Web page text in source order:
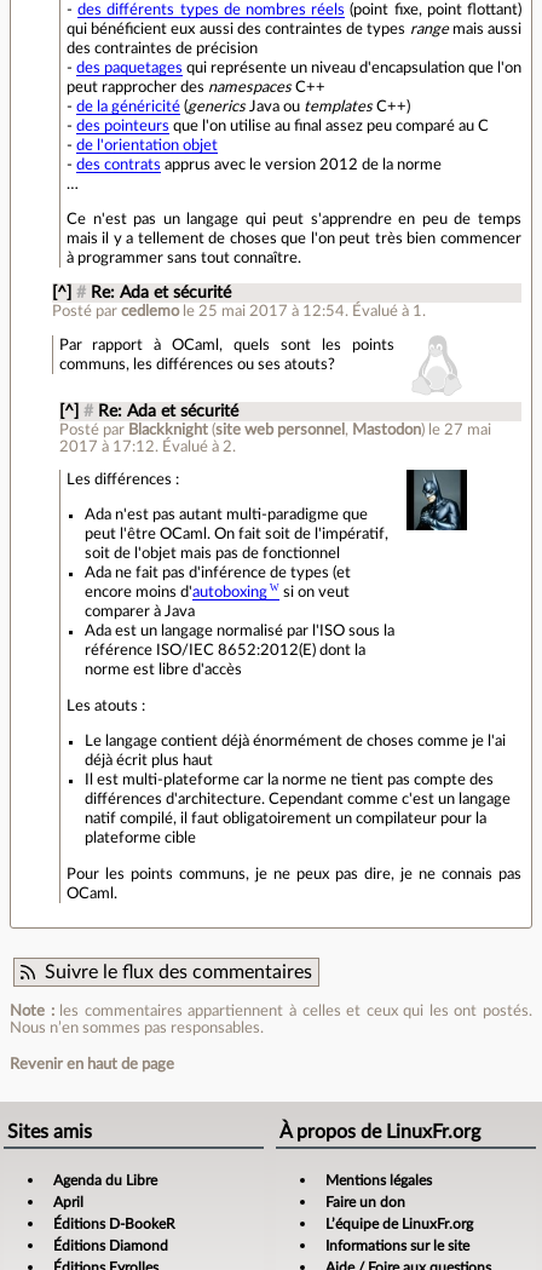
-des différents types de nombres réels (point fixe, point flottant)
qui bénéficient eux aussi des contraintes de types rangemais aussi
des contraintes de précision
- des paquetages qui représente un niveau d'encapsulation que l'on
peut rapprocher des namespacesC++
- de la généricité(genericsJava ou templatesC++)
- des pointeurs que l'on utilise au final assez peu comparé au C
- de l'orientation objet
- des contrats apprus avec le version 2012 de la norme
…
Ce n'est pas un langage qui peut s'apprendre en peu de temps
mais il y a tellement de choses que l'on peut très bien commencer
à programmer sans tout connaître.
[^] # Re: Ada et sécurité
Posté par cedlemo le 25 mai 2017 à 12:54. Évalué à 1 .
Par rapport à OCaml, quels sont les points
communs, les différences ou ses atouts?
[^] # Re: Ada et sécurité
Posté par Blackknight(site web personnel , Mastodon) le 27 mai
2017 à 17:12. Évalué à 2.
Les différences :
Ada n'est pas autant multi-paradigme que
peut l'être OCaml. On fait soit de l'impératif,
soit de l'objet mais pas de fonctionnel
Ada ne fait pas d'inférence de types (et
encore moins d'autoboxing
si on veut
comparer à Java
Ada est un langage normalisé par l'ISO sous la
référence ISO/IEC 8652:2012(E) dont la
norme est libre d'accès
Les atouts :
Le langage contient déjà énormément de choses comme je l'ai
déjà écrit plus haut
Il est multi-plateforme car la norme ne tient pas compte des
différences d'architecture. Cependant comme c'est un langage
natif compilé, il faut obligatoirement un compilateur pour la
plateforme cible
Pour les points communs, je ne peux pas dire, je ne connais pas
OCaml.
Suivre le flux des commentaires
Note :les commentaires appartiennent à celles et ceux qui les ont postés.
Nous n’en sommes pas responsables.
Revenir en haut de page
Sites amis
Agenda du Libre
April
Éditions D-BookeR
Éditions Diamond
À propos de LinuxFr.org
Mentions légales
Faire un don
L’équipe de LinuxFr.org
Informations sur le site